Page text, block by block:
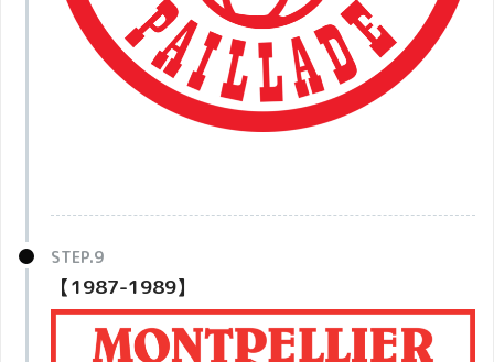
【1987-1989】